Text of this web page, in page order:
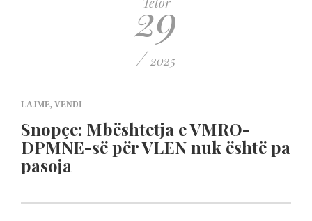
29
/ 2025
LAJME, VENDI
Snopçe: Mbështetja e VMRO-
DPMNE-së për VLEN nuk është pa
pasoja